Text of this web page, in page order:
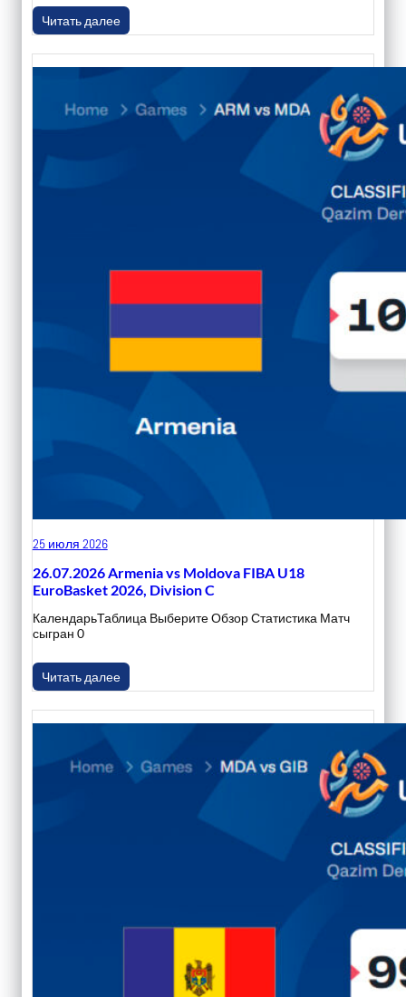
Читать далее
25 июля 2026
26.07.2026 Armenia vs Moldova FIBA U18
EuroBasket 2026, Division C
КалендарьТаблица Выберите Обзор Статистика Матч
сыгран 0
Читать далее